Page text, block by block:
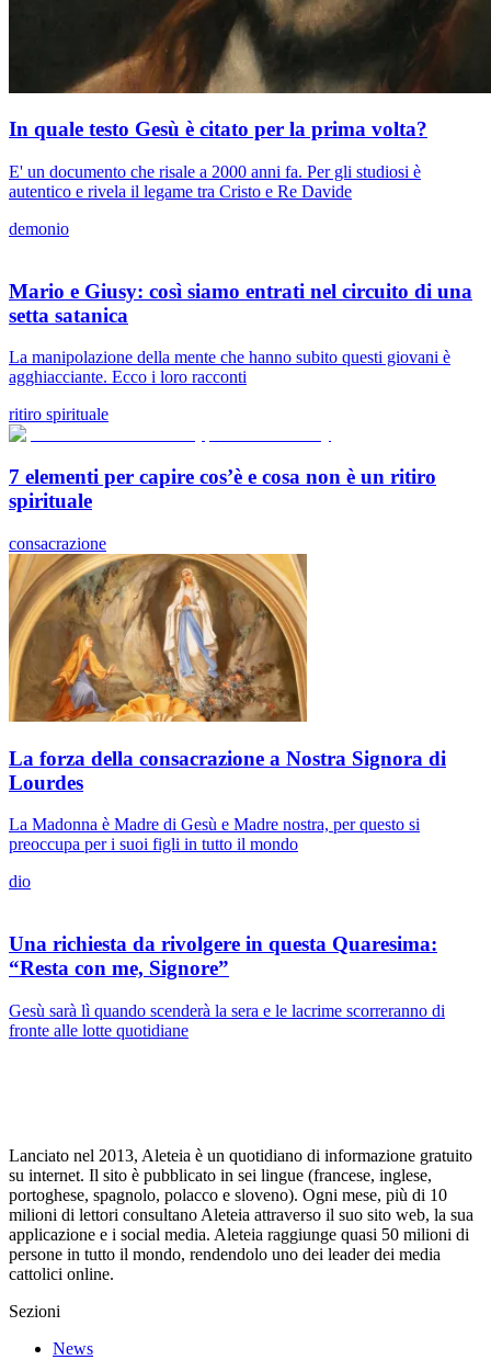
In quale testo Gesù è citato per la prima volta?
E' un documento che risale a 2000 anni fa. Per gli studiosi è
autentico e rivela il legame tra Cristo e Re Davide
demonio
Mario e Giusy: così siamo entrati nel circuito di una
setta satanica
La manipolazione della mente che hanno subito questi giovani è
agghiacciante. Ecco i loro racconti
ritiro spirituale
7 elementi per capire cos’è e cosa non è un ritiro
spirituale
consacrazione
La forza della consacrazione a Nostra Signora di
Lourdes
La Madonna è Madre di Gesù e Madre nostra, per questo si
preoccupa per i suoi figli in tutto il mondo
dio
Una richiesta da rivolgere in questa Quaresima:
“Resta con me, Signore”
Gesù sarà lì quando scenderà la sera e le lacrime scorreranno di
fronte alle lotte quotidiane
Lanciato nel 2013, Aleteia è un quotidiano di informazione gratuito
su internet. Il sito è pubblicato in sei lingue (francese, inglese,
portoghese, spagnolo, polacco e sloveno). Ogni mese, più di 10
milioni di lettori consultano Aleteia attraverso il suo sito web, la sua
applicazione e i social media. Aleteia raggiunge quasi 50 milioni di
persone in tutto il mondo, rendendolo uno dei leader dei media
cattolici online.
Sezioni
News